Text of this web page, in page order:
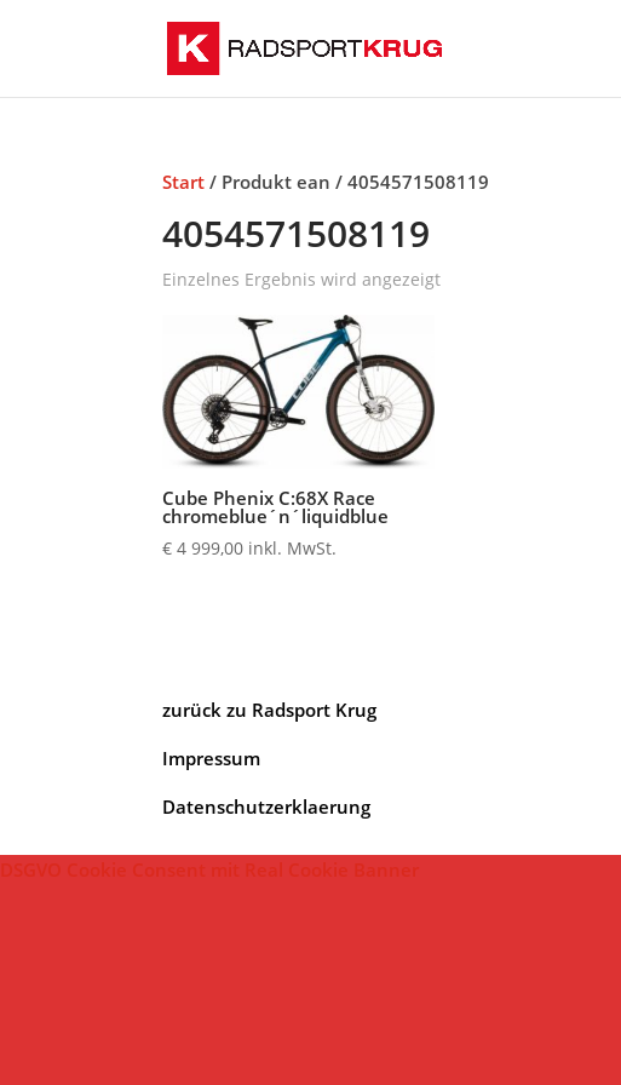
Start / Produkt ean / 4054571508119
4054571508119
Einzelnes Ergebnis wird angezeigt
Cube Phenix C:68X Race
chromeblue´n´liquidblue
€ 4 999,00 inkl. MwSt.
zurück zu Radsport Krug
Impressum
Datenschutzerklaerung
DSGVO Cookie Consent mit Real Cookie Banner